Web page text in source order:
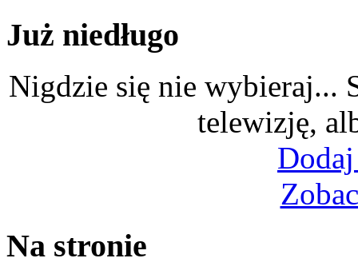
Już niedługo
Nigdzie się nie wybieraj...
telewizję,
Na stronie